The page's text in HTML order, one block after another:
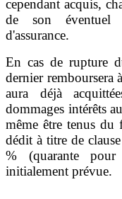
cependant acquis,
de son éventuel
d'assurance.
En cas de rupture
dernier remboursera
aura déjà
dommages intérêts
même être tenus
dédit à titre de
% (quarante
initialement prévue.